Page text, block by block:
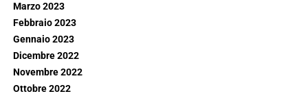
Marzo 2023
Febbraio 2023
Gennaio 2023
Dicembre 2022
Novembre 2022
Ottobre 2022